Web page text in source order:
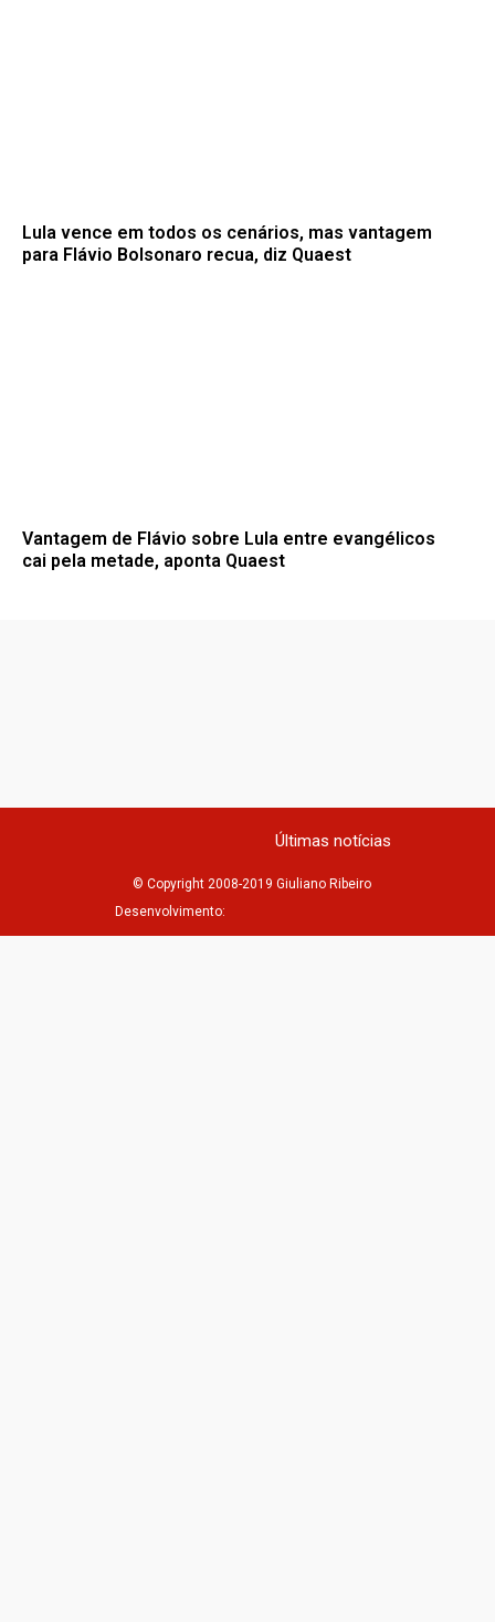
Lula vence em todos os cenários, mas vantagem
para Flávio Bolsonaro recua, diz Quaest
Vantagem de Flávio sobre Lula entre evangélicos
cai pela metade, aponta Quaest
Últimas notícias
© Copyright 2008-2019 Giuliano Ribeiro
Desenvolvimento: